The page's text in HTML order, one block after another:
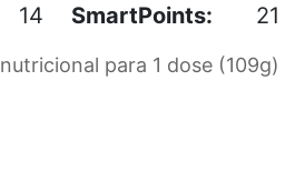
14 SmartPoints: 21
para 1 dose (109g)